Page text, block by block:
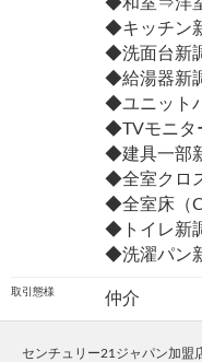
◆キッチン
◆洗面台新
◆給湯器新
◆ユニット
◆TVモニタ
◆建具一部
◆全室クロ
◆全室床（
◆トイレ新
◆洗濯パン
取引態様 仲介
センチュリー21ジャパン加盟